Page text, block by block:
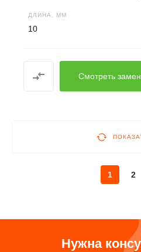
ДЛИНА, ММ
10
Смотреть
1 2
Нужна